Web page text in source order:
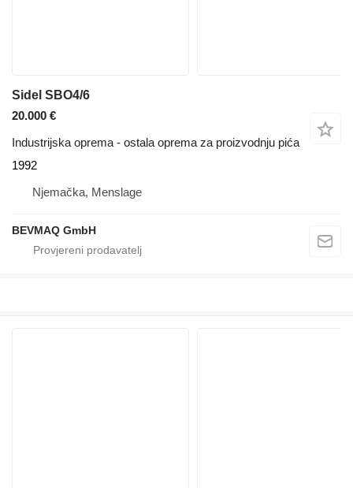
Sidel SBO4/6
20.000 €
Industrijska oprema - ostala oprema za proizvodnju pića
1992
Njemačka, Menslage
BEVMAQ GmbH